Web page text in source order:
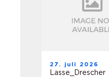
27. juli 2026
Lasse_Drescher